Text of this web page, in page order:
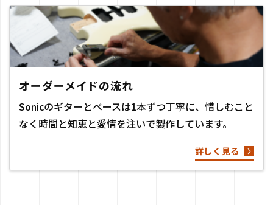
オーダーメイドの流れ
Sonicのギターとベースは1本ずつ丁寧に、惜しむこと
なく時間と知恵と愛情を注いで製作しています。
詳しく見る